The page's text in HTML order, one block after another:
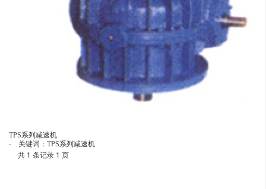
TPS系列减速机
- 关键词：TPS系列减速机
共 1 条记录 1 页